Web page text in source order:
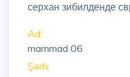
серхан зибилденде
Ad:
mammad 06
Şərh: